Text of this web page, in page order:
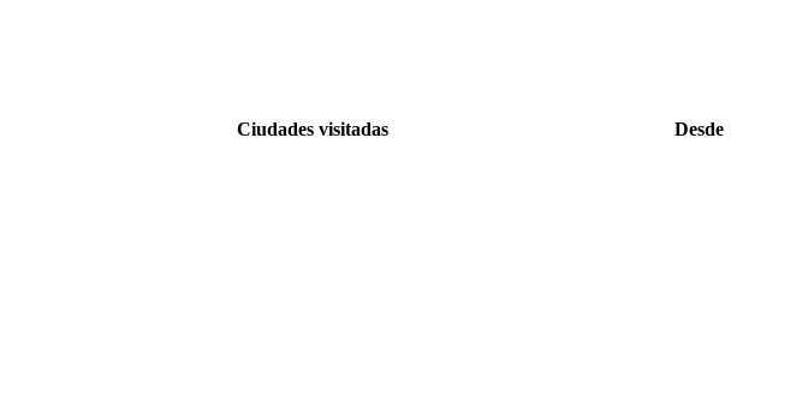
Ciudades visitadas Desde